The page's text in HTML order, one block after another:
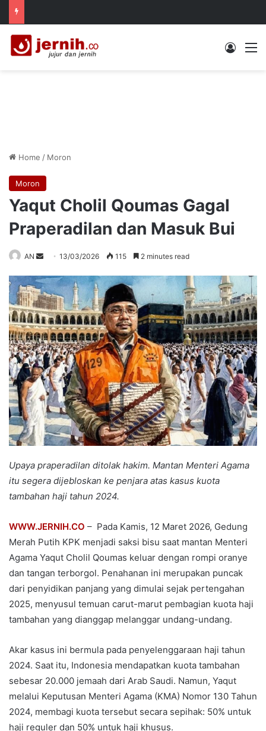
Log In
Home / Moron
Moron
Yaqut Cholil Qoumas Gagal
Praperadilan dan Masuk Bui
AN
Send
email
13/03/2026 115 2 minutes read
Upaya praperadilan ditolak hakim. Mantan Menteri Agama
itu segera dijebloskan ke penjara atas kasus kuota
tambahan haji tahun 2024.
WWW.JERNIH.CO – Pada Kamis, 12 Maret 2026, Gedung
Merah Putih KPK menjadi saksi bisu saat mantan Menteri
Agama Yaqut Cholil Qoumas keluar dengan rompi oranye
dan tangan terborgol. Penahanan ini merupakan puncak
dari penyidikan panjang yang dimulai sejak pertengahan
2025, menyusul temuan carut-marut pembagian kuota haji
tambahan yang dianggap melanggar undang-undang.
Akar kasus ini bermula pada penyelenggaraan haji tahun
2024. Saat itu, Indonesia mendapatkan kuota tambahan
sebesar 20.000 jemaah dari Arab Saudi. Namun, Yaqut
melalui Keputusan Menteri Agama (KMA) Nomor 130 Tahun
2024, membagi kuota tersebut secara sepihak: 50% untuk
haji reguler dan 50% untuk haji khusus.